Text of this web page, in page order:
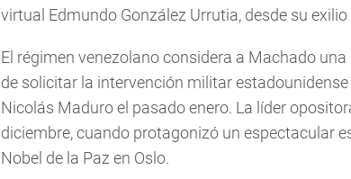
virtual Edmundo González Urrutia, desde su exilio
El régimen venezolano considera a Machado
de solicitar la intervención militar
Nicolás Maduro el pasado enero. La líder
diciembre, cuando protagonizó un espectacular
Nobel de la Paz en Oslo.